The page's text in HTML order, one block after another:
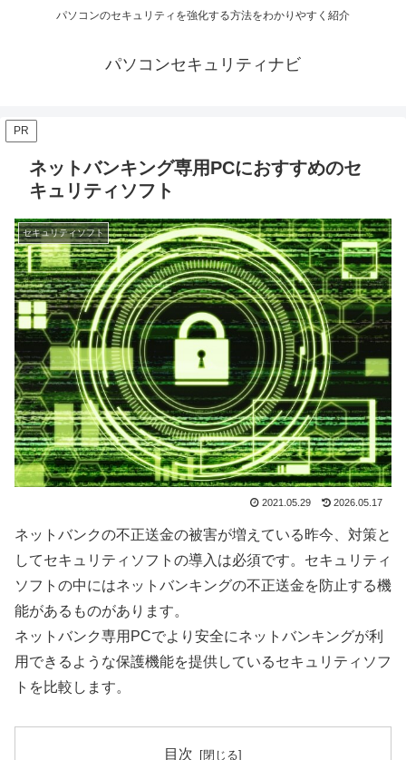
パソコンのセキュリティを強化する方法をわかりやすく紹介
パソコンセキュリティナビ
PR
ネットバンキング専用PCにおすすめのセ
キュリティソフト
セキュリティソフト
2021.05.29 2026.05.17
ネットバンクの不正送金の被害が増えている昨今、対策と
してセキュリティソフトの導入は必須です。セキュリティ
ソフトの中にはネットバンキングの不正送金を防止する機
能があるものがあります。
ネットバンク専用PCでより安全にネットバンキングが利
用できるような保護機能を提供しているセキュリティソフ
トを比較します。
目次